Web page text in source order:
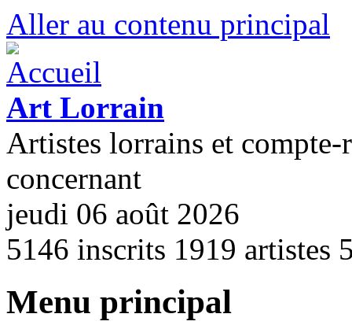
Aller au contenu principal
Art Lorrain
Artistes lorrains et compte-
concernant
jeudi 06 août 2026
5146 inscrits 1919 artistes
Menu principal